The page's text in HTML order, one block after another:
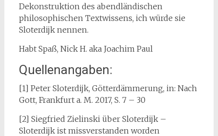
Dekonstruktion des abendländischen
philosophischen Textwissens, ich würde sie
Sloterdijk nennen.
Habt Spaß, Nick H. aka Joachim Paul
Quellenangaben:
[1] Peter Sloterdijk, Götterdämmerung, in: Nach
Gott, Frankfurt a. M. 2017, S. 7 – 30
[2] Siegfried Zielinski über Sloterdijk –
Sloterdijk ist missverstanden worden